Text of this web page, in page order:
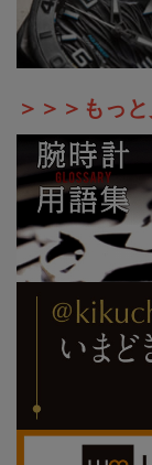
＞＞＞もっ